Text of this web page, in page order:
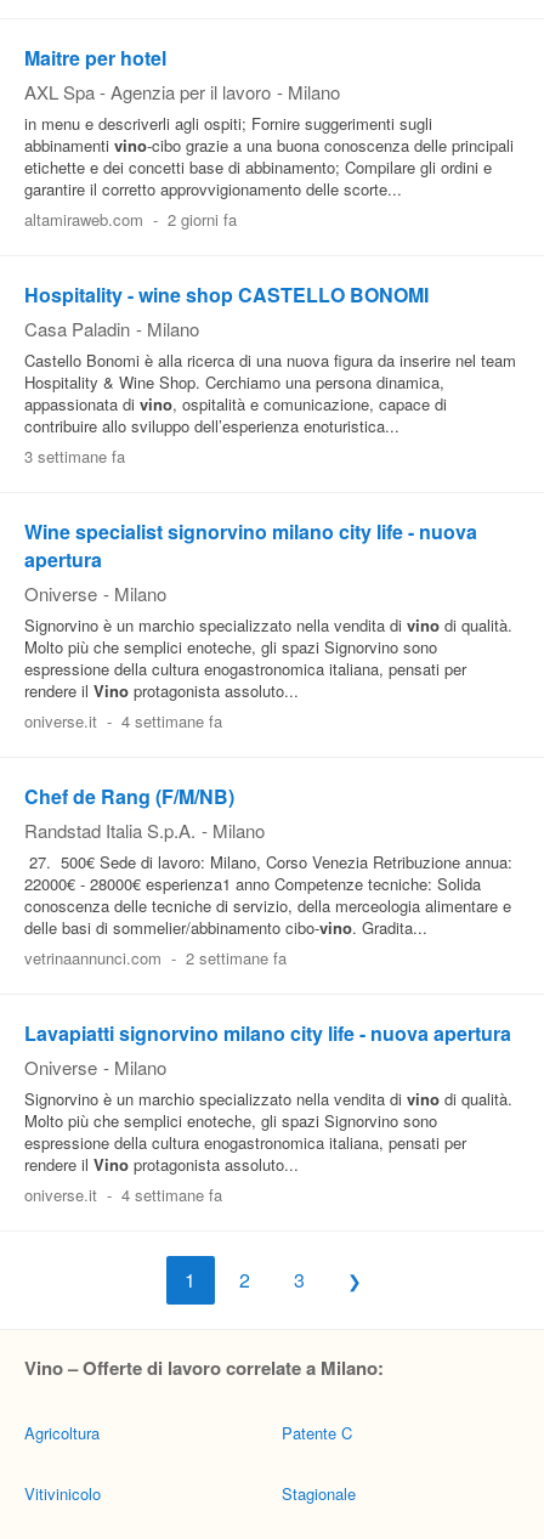
Maitre per hotel
AXL Spa - Agenzia per il lavoro - Milano
in menu e descriverli agli ospiti; Fornire suggerimenti sugli
abbinamenti vino-cibo grazie a una buona conoscenza delle principali
etichette e dei concetti base di abbinamento; Compilare gli ordini e
garantire il corretto approvvigionamento delle scorte...
altamiraweb.com - 2 giorni fa
Hospitality - wine shop CASTELLO BONOMI
Casa Paladin - Milano
Castello Bonomi è alla ricerca di una nuova figura da inserire nel team
Hospitality & Wine Shop. Cerchiamo una persona dinamica,
appassionata di vino, ospitalità e comunicazione, capace di
contribuire allo sviluppo dell’esperienza enoturistica...
3 settimane fa
Wine specialist signorvino milano city life - nuova
apertura
Oniverse - Milano
Signorvino è un marchio specializzato nella vendita di vino di qualità.
Molto più che semplici enoteche, gli spazi Signorvino sono
espressione della cultura enogastronomica italiana, pensati per
rendere il Vino protagonista assoluto...
oniverse.it - 4 settimane fa
Chef de Rang (F/M/NB)
Randstad Italia S.p.A. - Milano
27. 500€ Sede di lavoro: Milano, Corso Venezia Retribuzione annua:
22000€ - 28000€ esperienza1 anno Competenze tecniche: Solida
conoscenza delle tecniche di servizio, della merceologia alimentare e
delle basi di sommelier/abbinamento cibo-vino. Gradita...
vetrinaannunci.com - 2 settimane fa
Lavapiatti signorvino milano city life - nuova apertura
Oniverse - Milano
Signorvino è un marchio specializzato nella vendita di vino di qualità.
Molto più che semplici enoteche, gli spazi Signorvino sono
espressione della cultura enogastronomica italiana, pensati per
rendere il Vino protagonista assoluto...
oniverse.it - 4 settimane fa
1 2 3
Vino – Offerte di lavoro correlate a Milano:
Agricoltura
Vitivinicolo
Patente C
Stagionale